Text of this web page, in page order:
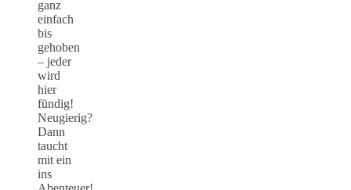
ganz
einfach
bis
gehoben
– jeder
wird
hier
fündig!
Neugierig?
Dann
taucht
mit ein
ins